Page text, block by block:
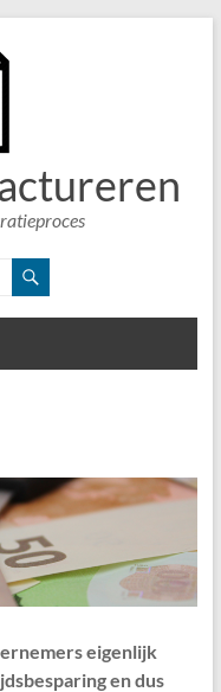
eigenlijk
en dus